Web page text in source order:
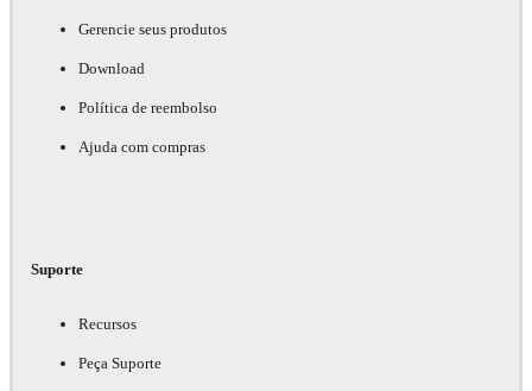
Gerencie seus produtos
Download
Política de reembolso
Ajuda com compras
Suporte
Recursos
Peça Suporte